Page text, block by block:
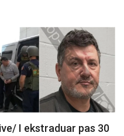
I ekstraduar pas 30